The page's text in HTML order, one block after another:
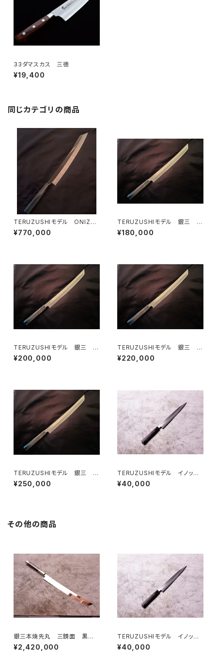
33ダマスカス 三徳
¥19,400
同じカテゴリの商品
TERUZUSHIモデル ONIZO
RI 剣型 390
¥770,000
TERUZUSHIモデル 銀三 黒
檀柄 先丸 300
¥180,000
TERUZUSHIモデル 銀三 黒
檀柄 先丸330
¥200,000
TERUZUSHIモデル 銀三 黒
檀柄 先丸360
¥220,000
TERUZUSHIモデル 銀三 黒
檀柄 先丸 390
¥250,000
TERUZUSHIモデル イノック
ス正夫 黒檀柄 240
¥40,000
その他の商品
銀三本焼先丸 三鏡面 黒壇
特注鞘・柄 450
¥2,420,000
TERUZUSHIモデル イノック
ス正夫 黒檀柄 240
¥40,000